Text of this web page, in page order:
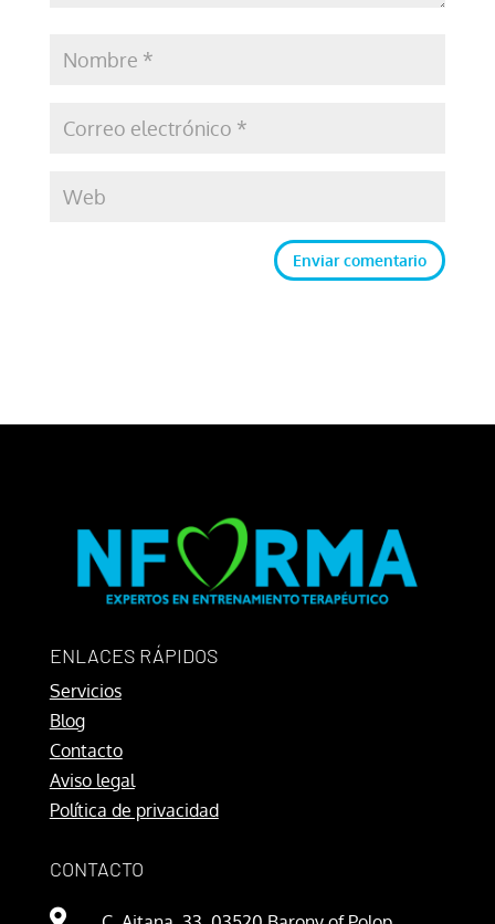
Enviar comentario
ENLACES RÁPIDOS
Servicios
Blog
Contacto
Aviso legal
Política de privacidad
CONTACTO
